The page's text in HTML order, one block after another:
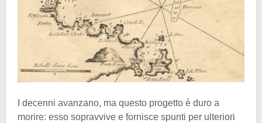
I decenni avanzano, ma questo progetto è duro a
morire: esso sopravvive e fornisce spunti per ulteriori